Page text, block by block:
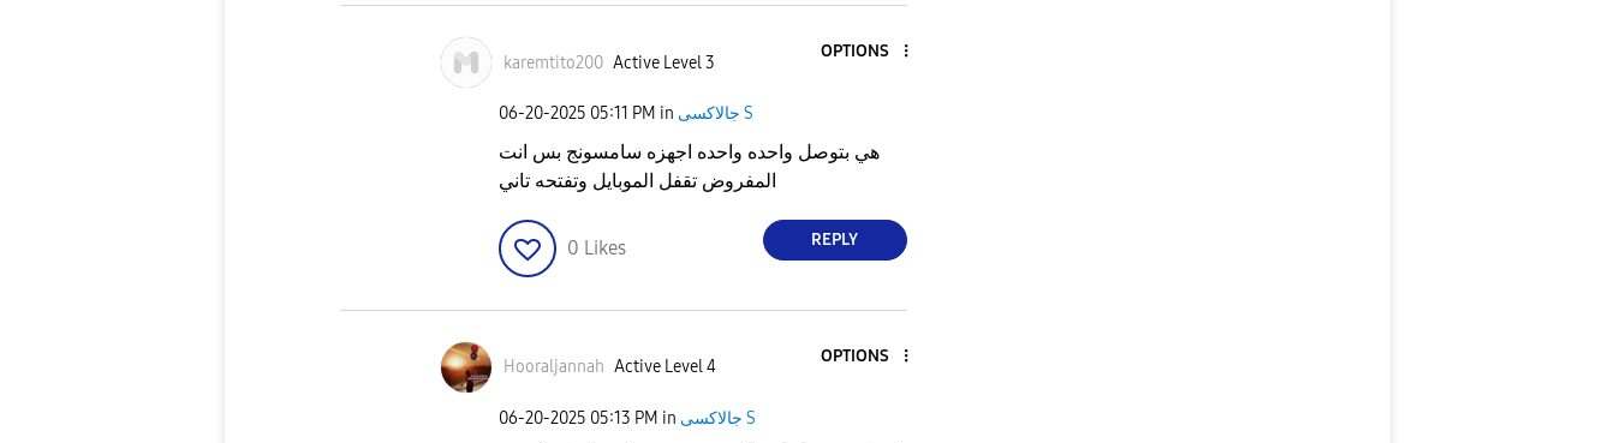
karemtito200 Active Level 3
OPTIONS
‎06-20-2025 05:11 PM in جالاكسى S
هي بتوصل واحده واحده اجهزه سامسونج بس انت
المفروض تقفل الموبايل وتفتحه تاني
0 Likes REPLY
Hooraljannah Active Level 4
OPTIONS
‎06-20-2025 05:13 PM in جالاكسى S